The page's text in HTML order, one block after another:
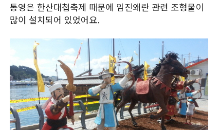
통영은 한산대첩축제 때문에 임진왜란 관련 조형물이
많이 설치되어 있었어요.